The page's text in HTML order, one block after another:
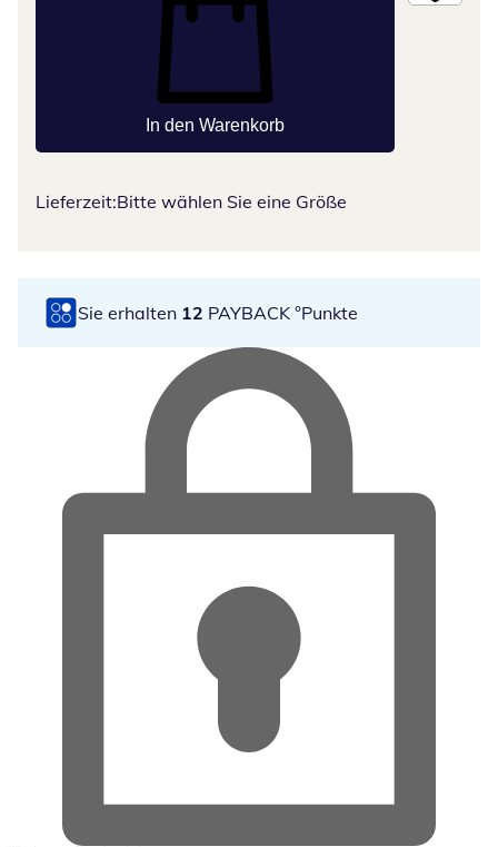
In den Warenkorb
Lieferzeit:Bitte wählen Sie eine Größe
Sie erhalten 12 PAYBACK °Punkte